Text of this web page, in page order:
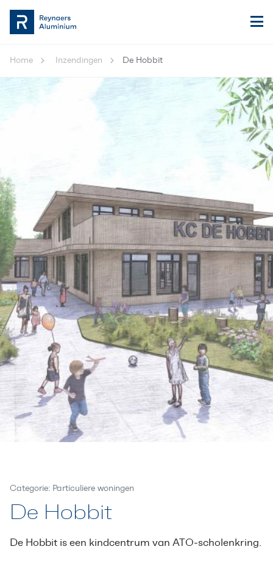
Home Inzendingen De Hobbit
Categorie: Particuliere woningen
De Hobbit
De Hobbit is een kindcentrum van ATO-scholenkring.